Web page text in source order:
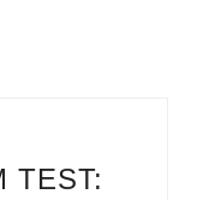
TEST: